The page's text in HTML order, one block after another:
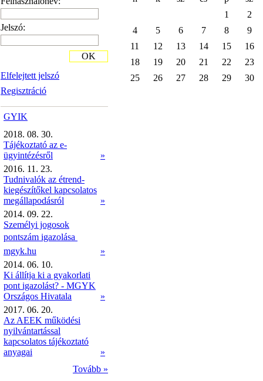
Jelszó:
Elfelejtett jelszó
Regisztráció
OK
GYIK
2018. 08. 30.
Tájékoztató az e-
ügyintézésről
»
2016. 11. 23.
Tudnivalók az étrend-
kiegészítőkel kapcsolatos
megállapodásról
»
2014. 09. 22.
Személyi jogosok
pontszám igazolása 
mgyk.hu
»
2014. 06. 10.
Ki állítja ki a gyakorlati
pont igazolást? - MGYK
Országos Hivatala
»
2017. 06. 20.
Az AEEK működési
nyilvántartással
kapcsolatos tájékoztató
anyagai
»
Tovább »
1
2
4
5 6 7 8
9
11
12 13 14 15
16
18
19 20 21 22
23
25
26 27 28 29 30